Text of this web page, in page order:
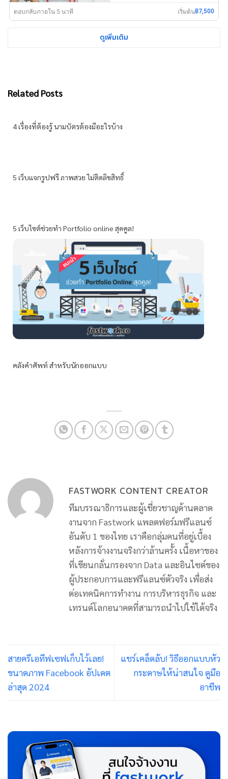
ตอบกลับภายใน 5 นาที เริ่มต้น฿7,500
ดูเพิ่มเติม
Related Posts
4 เรื่องที่ต้องรู้ นามบัตรต้องมีอะไรบ้าง
5 เว็บแจกรูปฟรี ภาพสวย ไม่ติดลิขสิทธิ์
5 เว็บไซต์ช่วยทำ Portfolio online สุดคูล!
คลังคำศัพท์ สำหรับนักออกแบบ
FASTWORK CONTENT CREATOR
ทีมบรรณาธิการและผู้เชี่ยวชาญด้านตลาด
งานจาก Fastwork แพลตฟอร์มฟรีแลนซ์
อันดับ 1 ของไทย เราคือกลุ่มคนที่อยู่เบื้อง
หลังการจ้างงานจริงกว่าล้านครั้ง เนื้อหาของ
ที่เขียนกลั่นกรองจาก Data และอินไซต์ของ
ผู้ประกอบการและฟรีแลนซ์ตัวจริง เพื่อส่ง
ต่อเทคนิคการทำงาน การบริหารธุรกิจ และ
เทรนด์โลกอนาคตที่สามารถนำไปใช้ได้จริง
สายครีเอทีฟเซฟเก็บไว้เลย!
ขนาดภาพ Facebook อัปเดต
ล่าสุด 2024
แชร์เคล็ดลับ! วิธีออกแบบหัว
กระดาษให้น่าสนใจ ดูมือ
อาชีพ